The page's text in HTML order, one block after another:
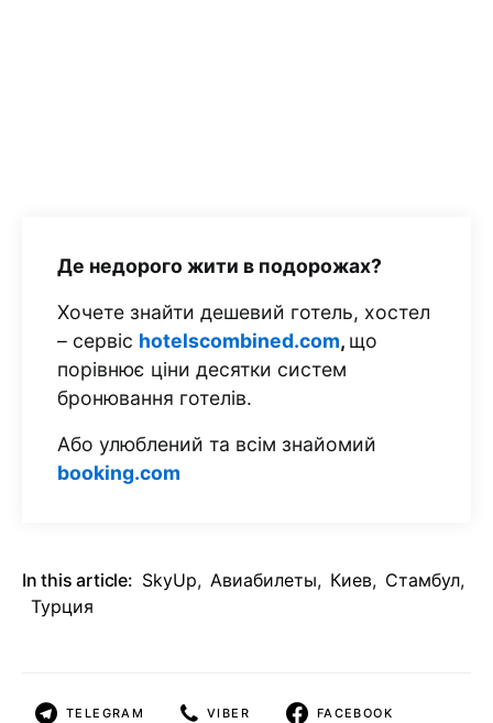
Де недорого жити в подорожах?
Хочете знайти дешевий готель, хостел
– сервіс hotelscombined.com, що
порівнює ціни десятки систем
бронювання готелів.
Або улюблений та всім знайомий
booking.com
In this article: SkyUp, Авиабилеты, Киев, Стамбул,
Турция
TELEGRAM VIBER FACEBOOK